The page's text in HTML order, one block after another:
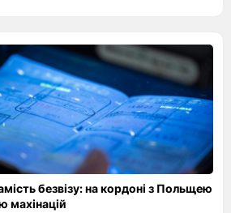
безвізу: на кордоні з Польщею
махінацій